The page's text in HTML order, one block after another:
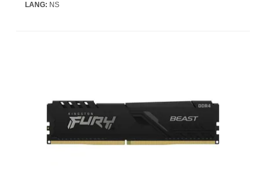
LANG: NS